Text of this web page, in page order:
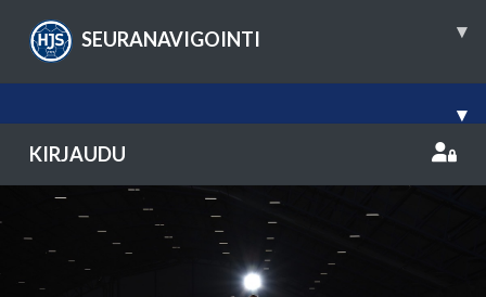
SEURANAVIGOINTI ▾
▾
KIRJAUDU